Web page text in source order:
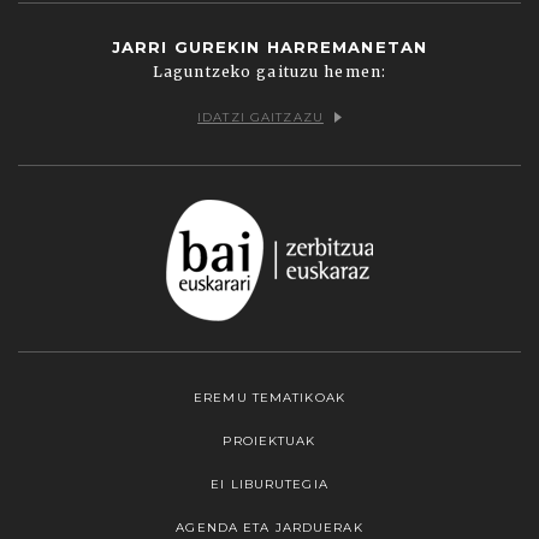
JARRI GUREKIN HARREMANETAN
Laguntzeko gaituzu hemen:
IDATZI GAITZAZU
EREMU TEMATIKOAK
PROIEKTUAK
EI LIBURUTEGIA
AGENDA ETA JARDUERAK